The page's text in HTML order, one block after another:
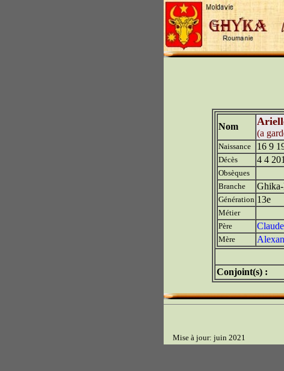
Nom
(a
Naissance 16 9
Décès 4 4
Obsèques
Branche
Génération 13e
Métier
Père
Mère
Conjoint(s) :
Mise à jour: juin 2021